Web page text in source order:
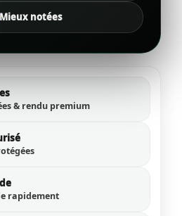
Mieux notées
& rendu premium
rapidement